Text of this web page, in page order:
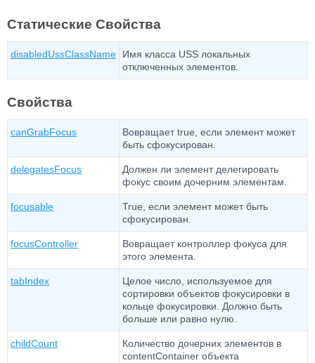
Статические Свойства
disabledUssClassName
Имя класса USS локальных
отключенных элементов.
Свойства
canGrabFocus
Вовращает true, если элемент может
быть сфокусирован.
delegatesFocus
Должен ли элемент делегировать
фокус своим дочерним элементам.
focusable
True, если элемент может быть
сфокусирован.
focusController
Вовращает контроллер фокуса для
этого элемента.
tabIndex
Целое число, используемое для
сортировки объектов фокусировки в
кольце фокусировки. Должно быть
больше или равно нулю.
childCount
Количество дочерних элементов в
contentContainer объекта